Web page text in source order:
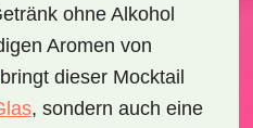
ohne Alkohol
Aromen von
dieser Mocktail
, sondern auch eine